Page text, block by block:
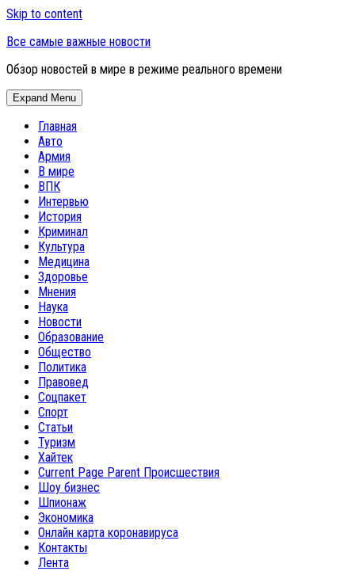
Skip to content
Все самые важные новости
Обзор новостей в мире в режиме реального времени
Expand Menu
Главная
Авто
Армия
В мире
ВПК
Интервью
История
Криминал
Культура
Медицина
Здоровье
Мнения
Наука
Новости
Образование
Общество
Политика
Правовед
Соцпакет
Спорт
Статьи
Туризм
Хайтек
Current Page Parent Происшествия
Шоу бизнес
Шпионаж
Экономика
Онлайн карта коронавируса
Контакты
Лента